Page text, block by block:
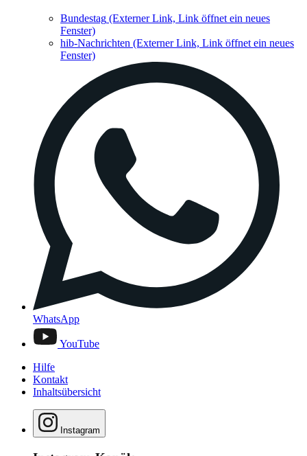
Bundestag (Externer Link, Link öffnet ein neues
Fenster)
hib-Nachrichten (Externer Link, Link öffnet ein neues
Fenster)
WhatsApp
YouTube
Hilfe
Kontakt
Inhaltsübersicht
Instagram